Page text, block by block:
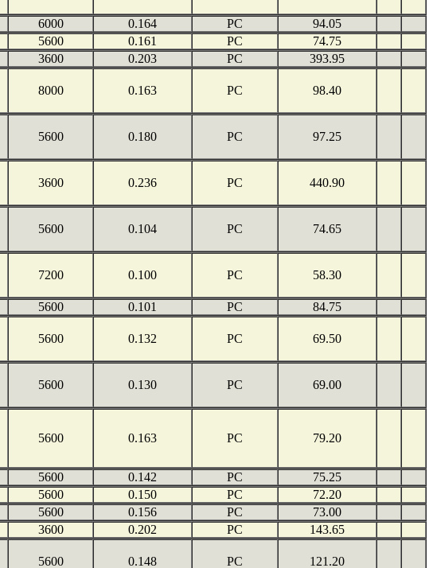
6000 0.164 PC
94.05
5600 0.161 PC
74.75
3600 0.203 PC 393.95
8000 0.163 PC 98.40
5600 0.180 PC 97.25
3600 0.236 PC 440.90
5600 0.104 PC 74.65
7200 0.100 PC 58.30
5600 0.101 PC 84.75
5600 0.132 PC 69.50
5600 0.130 PC 69.00
5600 0.163 PC 79.20
5600 0.142 PC
75.25
5600 0.150 PC
72.20
5600 0.156 PC
73.00
3600 0.202 PC 143.65
5600 0.148 PC 121.20